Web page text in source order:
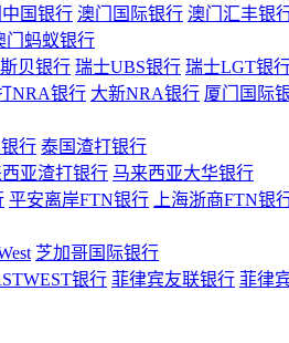
国银行 澳门国际银行 澳门汇丰银
门蚂蚁银行
贝银行 瑞士UBS银行 瑞士LGT银
NRA银行 大新NRA银行 厦门国际
行 泰国渣打银行
亚渣打银行 马来西亚大华银行
平安离岸FTN银行 上海浙商FTN银
芝加哥国际银行
银行 菲律宾友联银行 菲律